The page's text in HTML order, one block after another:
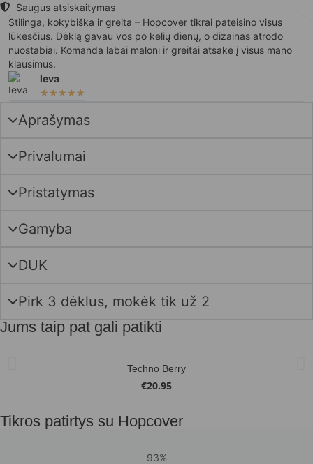
Saugus atsiskaitymas
Ieva
★ ★ ★ ★ ★
Stilinga, kokybiška ir greita – Hopcover tikrai pateisino visus
lūkesčius. Dėklą gavau vos po kelių dienų, o dizainas atrodo
nuostabiai. Komanda labai maloni ir greitai atsakė į visus mano
klausimus.
Aprašymas
Privalumai
Pristatymas
Gamyba
DUK
Pirk 3 dėklus, mokėk tik už 2
Jums taip pat gali patikti
Techno Berry
€20.95
Tikros patirtys su Hopcover
93%